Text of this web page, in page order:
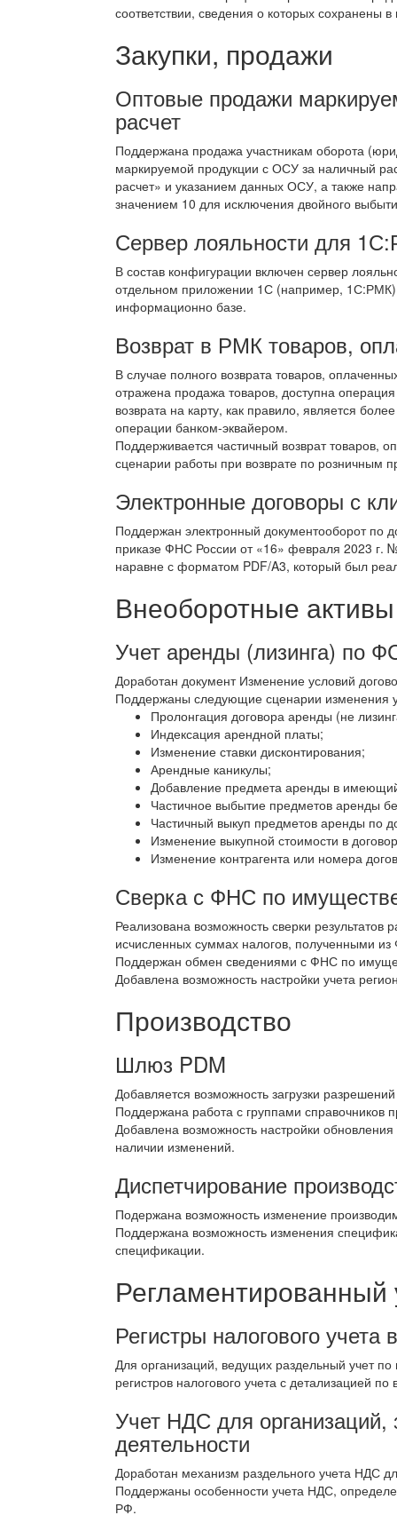
соответствии, сведения о которых сохранены
Закупки, продажи
Оптовые продажи
расчет
Поддержана продажа участникам оборота
маркируемой продукции с ОСУ за наличный
расчет» и указанием данных ОСУ, а также
значением 10 для исключения двойного
Сервер лояльности для
В состав конфигурации включен сервер
отдельном приложении 1С (например, 1С:РМК)
информационно базе.
Возврат в РМК товаров,
В случае полного возврата товаров,
отражена продажа товаров, доступна
возврата на карту, как правило, является
операции банком-эквайером.
Поддерживается частичный возврат товаров,
сценарии работы при возврате по розничным
Электронные договоры с
Поддержан электронный документооборот по
приказе ФНС России от «16» февраля 2023
наравне с форматом PDF/A3, который был
Внеоборотные активы
Учет аренды (лизинга) по
Доработан документ Изменение условий
Поддержаны следующие сценарии изменения
Пролонгация договора аренды (не
Индексация арендной платы;
Изменение ставки дисконтирования;
Арендные каникулы;
Добавление предмета аренды в
Частичное выбытие предметов аренды
Частичный выкуп предметов аренды по
Изменение выкупной стоимости в
Изменение контрагента или номера
Сверка с ФНС по
Реализована возможность сверки
исчисленных суммах налогов, полученными
Поддержан обмен сведениями с ФНС по
Добавлена возможность настройки учета
Производство
Шлюз PDM
Добавляется возможность загрузки
Поддержана работа с группами справочников
Добавлена возможность настройки
наличии изменений.
Диспетчирование
Подержана возможность изменение
Поддержана возможность изменения
спецификации.
Регламентированный
Регистры налогового
Для организаций, ведущих раздельный учет
регистров налогового учета с детализацией
Учет НДС для организаций,
деятельности
Доработан механизм раздельного учета НДС
Поддержаны особенности учета НДС,
РФ.